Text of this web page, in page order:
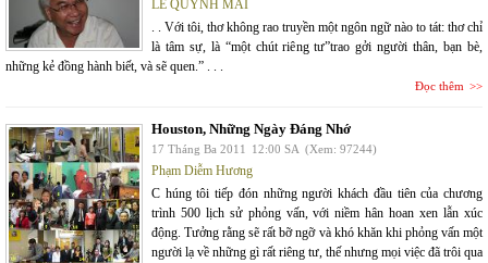
LÊ QUỲNH MAI
. . Với tôi, thơ không rao truyền một ngôn ngữ nào to tát: thơ chỉ
là tâm sự, là “một chút riêng tư”trao gởi người thân, bạn bè,
những kẻ đồng hành biết, và sẽ quen.” . . .
Đọc thêm
Houston, Những Ngày Đáng Nhớ
17 Tháng Ba 2011 12:00 SA (Xem: 97244)
Phạm Diễm Hương
C húng tôi tiếp đón những người khách đầu tiên của chương
trình 500 lịch sử phỏng vấn, với niềm hân hoan xen lẫn xúc
động. Tưởng rằng sẽ rất bỡ ngỡ và khó khăn khi phỏng vấn một
người lạ về những gì rất riêng tư, thế nhưng mọi việc đã trôi qua